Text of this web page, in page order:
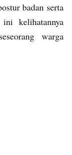
badan serta
kelihatannya
warga